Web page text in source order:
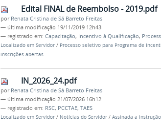
Edital FINAL de Reembolso - 2019.pdf
por Renata Cristina de Sá Barreto Freitas
— última modificação 19/11/2019 12h43
— registrado em: Capacitação, Incentivo à Qualificação,
Localizado em Servidor / Processo seletivo para Programa de
inscrições abertas
IN_2026_24.pdf
por Renata Cristina de Sá Barreto Freitas
— última modificação 21/07/2026 16h12
— registrado em: RSC, PCCTAE, TAES
Localizado em Servidor / Notícias do Servidor / Assinada a